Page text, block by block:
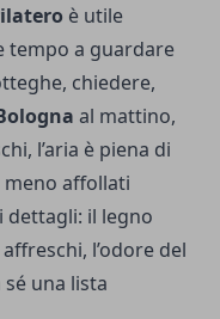
è utile
tempo a guardare
chiedere,
al mattino,
l’aria è piena di
meno affollati
dettagli: il legno
l’odore del
una lista